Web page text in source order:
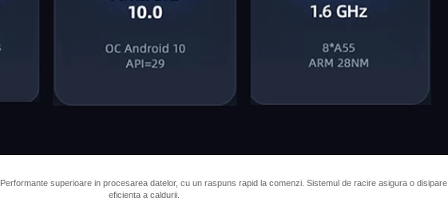
Performante superioare in procesarea datelor, cu un raspuns rapid la comenzi. Sistemul de racire asigura o disipare
eficienta a caldurii.